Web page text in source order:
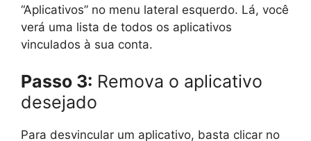
“Aplicativos” no menu lateral esquerdo. Lá, você
verá uma lista de todos os aplicativos
vinculados à sua conta.
Passo 3: Remova o aplicativo
desejado
Para desvincular um aplicativo, basta clicar no